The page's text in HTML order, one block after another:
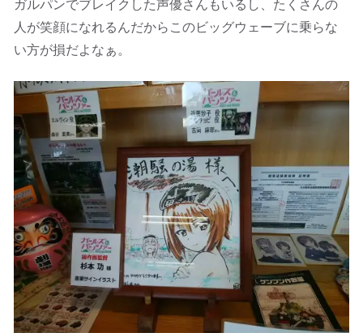
ガルパンでブレイクした声優さんもいるし、たくさんの
人が笑顔になれるんだからこのビッグウェーブに乗らな
い方が損だよなぁ。